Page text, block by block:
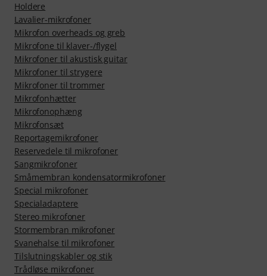
Holdere
Lavalier-mikrofoner
Mikrofon overheads og greb
Mikrofone til klaver-/flygel
Mikrofoner til akustisk guitar
Mikrofoner til strygere
Mikrofoner til trommer
Mikrofonhætter
Mikrofonophæng
Mikrofonsæt
Reportagemikrofoner
Reservedele til mikrofoner
Sangmikrofoner
Småmembran kondensatormikrofoner
Special mikrofoner
Specialadaptere
Stereo mikrofoner
Stormembran mikrofoner
Svanehalse til mikrofoner
Tilslutningskabler og stik
Trådløse mikrofoner